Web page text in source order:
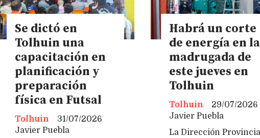
Se dictó en
Tolhuin una
capacitación en
planificación y
preparación
física en Futsal
Javier Puebla
Tolhuin 31/07/2026
Habrá un corte
de energía en la
madrugada de
este jueves en
Tolhuin
Javier Puebla
Tolhuin 29/07/2026
La Dirección